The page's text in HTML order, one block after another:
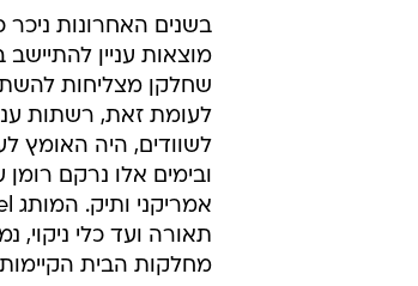
בשנים האחרונות ניכר
מוצאות עניין
לעומת זאת, רשתות
ובימים אלו נרקם
תאורה ועד כלי
מחלקות הבית